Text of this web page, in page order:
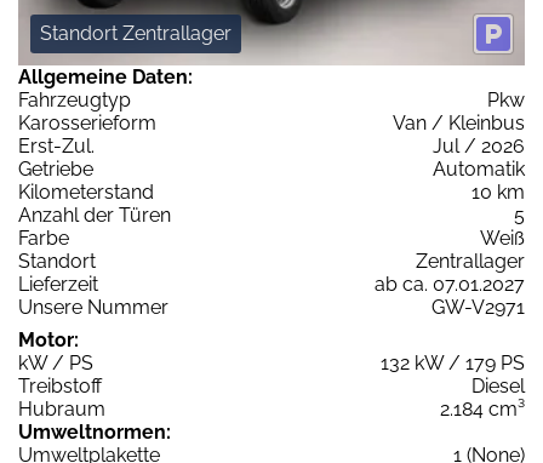
Standort Zentrallager
Allgemeine Daten:
Fahrzeugtyp
Pkw
Karosserieform
Van / Kleinbus
Erst-Zul.
Jul / 2026
Getriebe
Automatik
Kilometerstand
10 km
Anzahl der Türen
5
Farbe
Weiß
Standort
Zentrallager
Lieferzeit
ab ca. 07.01.2027
Unsere Nummer
GW-V2971
Motor:
kW / PS
132 kW / 179 PS
Treibstoff
Diesel
Hubraum
2.184 cm³
Umweltnormen:
Umweltplakette
1 (None)